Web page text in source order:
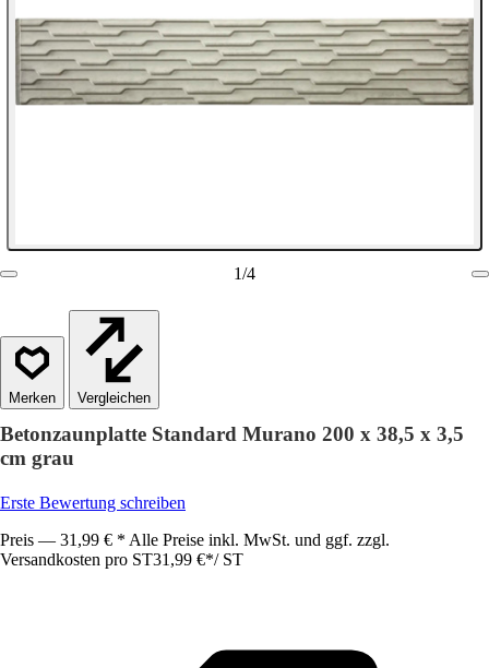
1/4
Vergleichen
Betonzaunplatte Standard Murano 200 x 38,5 x 3,5
cm grau
Erste Bewertung schreiben
Preis — 31,99 € * Alle Preise inkl. MwSt. und ggf. zzgl.
Versandkosten pro ST31,99 €*/ ST